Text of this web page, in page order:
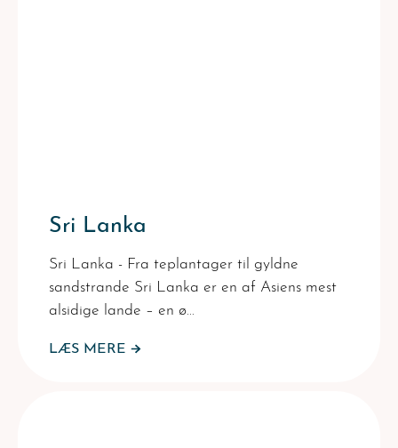
Sri Lanka
Sri Lanka - Fra teplantager til gyldne
sandstrande Sri Lanka er en af Asiens mest
alsidige lande – en ø…
LÆS MERE